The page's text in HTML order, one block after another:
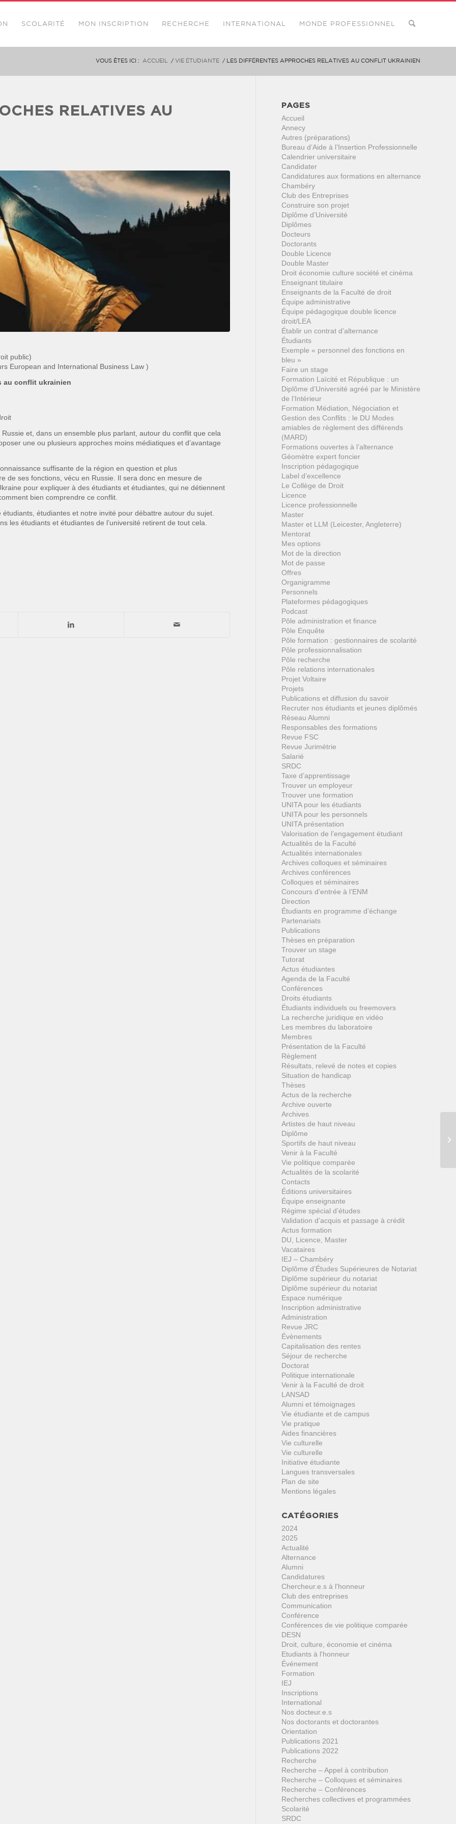
SCOLARITÉ MON INSCRIPTION RECHERCHE INTERNATIONAL MONDE PROFESSIONNEL
VOUS ÊTES ICI : ACCUEIL / VIE ÉTUDIANTE / LES DIFFÉRENTES APPROCHES RELATIVES AU CONFLIT UKRAINIEN
RELATIVES AU
public)
European and International Business Law )
au conflit ukrainien
et, dans un ensemble plus parlant, autour du conflit que cela
une ou plusieurs approches moins médiatiques et d’avantage
suffisante de la région en question et plus
de ses fonctions, vécu en Russie. Il sera donc en mesure de
pour expliquer à des étudiants et étudiantes, qui ne détiennent
bien comprendre ce conflit.
étudiantes et notre invité pour débattre autour du sujet.
les étudiants et étudiantes de l’université retirent de tout cela.
PAGES
Accueil
Annecy
Autres (préparations)
Bureau d’Aide à l’Insertion Professionnelle
Calendrier universitaire
Candidater
Candidatures aux formations en alternance
Chambéry
Club des Entreprises
Construire son projet
Diplôme d’Université
Diplômes
Docteurs
Doctorants
Double Licence
Double Master
Droit économie culture société et cinéma
Enseignant titulaire
Enseignants de la Faculté de droit
Équipe administrative
Équipe pédagogique double licence
droit/LEA
Établir un contrat d’alternance
Étudiants
Exemple « personnel des fonctions en
bleu »
Faire un stage
Formation Laïcité et République : un
Diplôme d’Université agréé par le Ministère
de l’Intérieur
Formation Médiation, Négociation et
Gestion des Conflits : le DU Modes
amiables de règlement des différends
(MARD)
Formations ouvertes à l’alternance
Géomètre expert foncier
Inscription pédagogique
Label d’excellence
Le Collège de Droit
Licence
Licence professionnelle
Master
Master et LLM (Leicester, Angleterre)
Mentorat
Mes options
Mot de la direction
Mot de passe
Offres
Organigramme
Personnels
Plateformes pédagogiques
Podcast
Pôle administration et finance
Pôle Enquête
Pôle formation : gestionnaires de scolarité
Pôle professionnalisation
Pôle recherche
Pôle relations internationales
Projet Voltaire
Projets
Publications et diffusion du savoir
Recruter nos étudiants et jeunes diplômés
Réseau Alumni
Responsables des formations
Revue FSC
Revue Jurimétrie
Salarié
SRDC
Taxe d’apprentissage
Trouver un employeur
Trouver une formation
UNITA pour les étudiants
UNITA pour les personnels
UNITA présentation
Valorisation de l’engagement étudiant
Actualités de la Faculté
Actualités internationales
Archives colloques et séminaires
Archives conférences
Colloques et séminaires
Concours d’entrée à l’ENM
Direction
Étudiants en programme d’échange
Partenariats
Publications
Thèses en préparation
Trouver un stage
Tutorat
Actus étudiantes
Agenda de la Faculté
Conférences
Droits étudiants
Étudiants individuels ou freemovers
La recherche juridique en vidéo
Les membres du laboratoire
Membres
Présentation de la Faculté
Règlement
Résultats, relevé de notes et copies
Situation de handicap
Thèses
Actus de la recherche
Archive ouverte
Archives
Artistes de haut niveau
Diplôme
Sportifs de haut niveau
Venir à la Faculté
Vie politique comparée
Actualités de la scolarité
Contacts
Éditions universitaires
Équipe enseignante
Régime spécial d’études
Validation d’acquis et passage à crédit
Actus formation
DU, Licence, Master
Vacataires
IEJ – Chambéry
Diplôme d’Études Supérieures de Notariat
Diplôme supérieur du notariat
Diplôme supérieur du notariat
Espace numérique
Inscription administrative
Administration
Revue JRC
Évènements
Capitalisation des rentes
Séjour de recherche
Doctorat
Politique internationale
Venir à la Faculté de droit
LANSAD
Alumni et témoignages
Vie étudiante et de campus
Vie pratique
Aides financières
Vie culturelle
Vie culturelle
Initiative étudiante
Langues transversales
Plan de site
Mentions légales
CATÉGORIES
2024
2025
Actualité
Alternance
Alumni
Candidatures
Chercheur.e.s à l'honneur
Club des entreprises
Communication
Conférence
Conférences de vie politique comparée
DESN
Droit, culture, économie et cinéma
Etudiants à l'honneur
Événement
Formation
IEJ
Inscriptions
International
Nos docteur.e.s
Nos doctorants et doctorantes
Orientation
Publications 2021
Publications 2022
Recherche
Recherche – Appel à contribution
Recherche – Colloques et séminaires
Recherche – Conférences
Recherches collectives et programmées
Scolarité
SRDC